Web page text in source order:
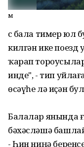
м
Өс бала тимер юл
килгән ике
ҡарап
инде", - тип
өсәүһе лә иҫән
Балалар янында
бәхәсләшә
- Һин ниңә